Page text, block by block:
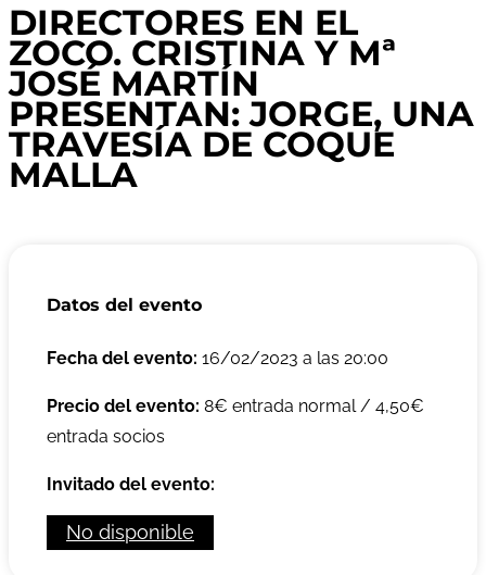
DIRECTORES EN EL
ZOCO. CRISTINA Y Mª
JOSÉ MARTÍN
PRESENTAN: JORGE, UNA
TRAVESÍA DE COQUE
MALLA
Datos del evento
Fecha del evento: 16/02/2023 a las 20:00
Precio del evento: 8€ entrada normal / 4,50€
entrada socios
Invitado del evento:
No disponible